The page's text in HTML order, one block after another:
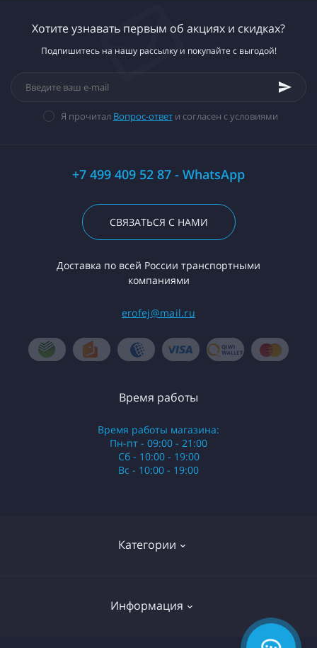
Хотите узнавать первым об акциях и скидках?
Подпишитесь на нашу рассылку и покупайте с выгодой!
Я прочитал Вопрос-ответи согласен с условиями
+7 499 409 52 87 - WhatsApp
СВЯЗАТЬСЯ С НАМИ
Доставка по всей России транспортными
компаниями
erofej@mail.ru
Категории
Информация
Время работы
Время работы магазина:
Пн-пт - 09:00 - 21:00
Сб - 10:00 - 19:00
Вс - 10:00 - 19:00